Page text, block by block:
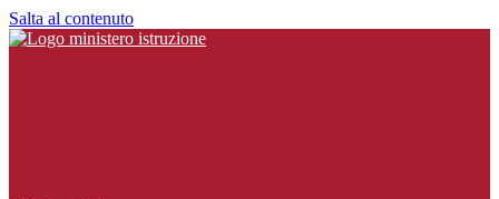
Salta al contenuto